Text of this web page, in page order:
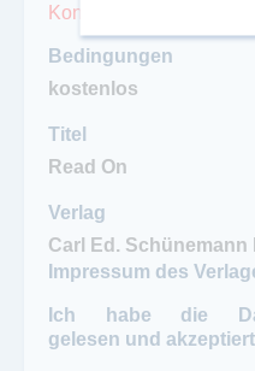
Kontaktaufnahme mit
Bedingungen
Titel
Verlag
Impressum des
Ich habe die
gelesen und akzeptiert